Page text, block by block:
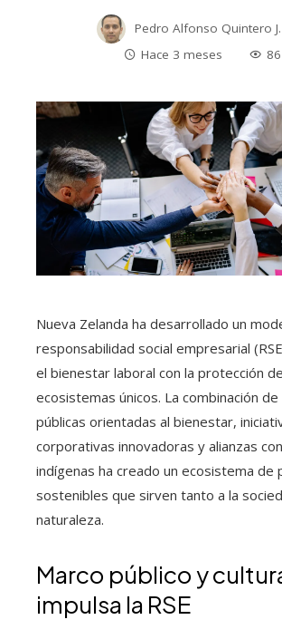
Pedro Alfonso Quintero J.
Hace 3 meses
86
Nueva Zelanda ha desarrollado un
responsabilidad social empresarial
el bienestar laboral con la protección
ecosistemas únicos. La combinación
públicas orientadas al bienestar,
corporativas innovadoras y alianzas
indígenas ha creado un ecosistema de
sostenibles que sirven tanto a la
naturaleza.
Marco público y
impulsa la RSE